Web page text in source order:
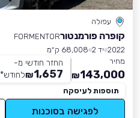
עפולה
קופרה פורמנטורFORMENTOR
2022 יד 2
68,008 ק״מ
מחיר
143,000
₪
החזר חודשי מ-
1,657
₪לחודש*
תוספות לעיסקה
לפגישה בסוכנות